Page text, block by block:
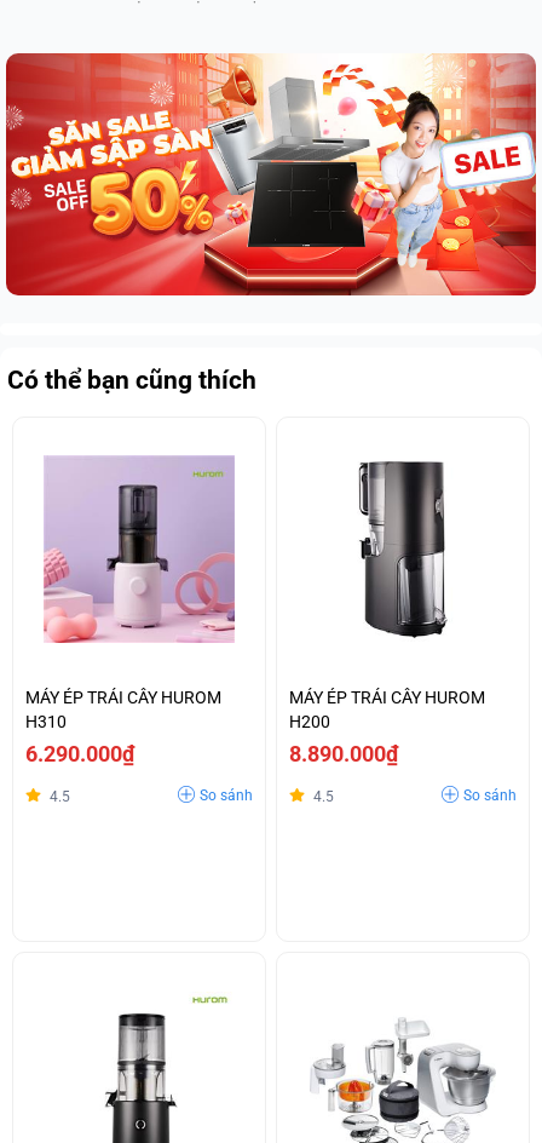
Có thể bạn cũng thích
MÁY ÉP TRÁI CÂY HUROM
H310
6.290.000₫
4.5 So sánh
MÁY ÉP TRÁI CÂY HUROM
H200
8.890.000₫
4.5 So sánh